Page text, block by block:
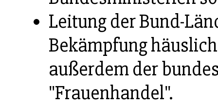
Leitung der Bund-
Bekämpfung
außerdem der
"Frauenhandel".